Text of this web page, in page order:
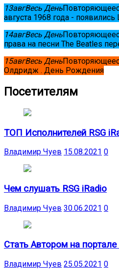
13авгВесь День
августа 1968 года - появились
14авгВесь День
права на песни The Beatles
15авгВесь День
Олдридж . День Рождения
Посетителям
ТОП Исполнителей RSG
Владимир Чуев 15.08.2021 0
Чем слушать RSG iRadio
Владимир Чуев 30.06.2021 0
Стать Автором на портале
Владимир Чуев 25.05.2021 0